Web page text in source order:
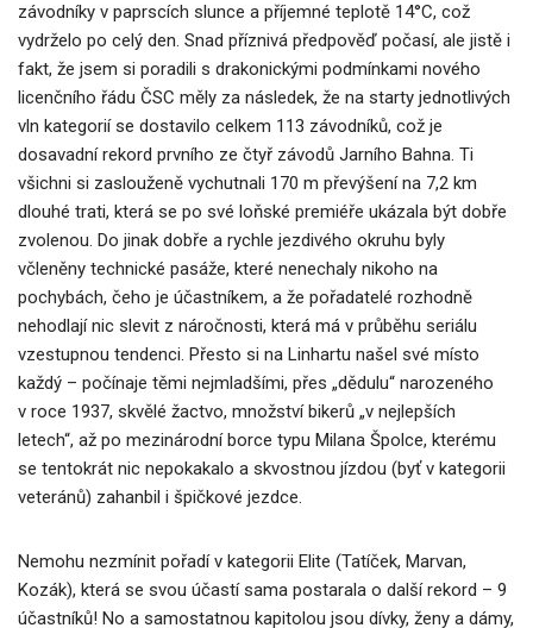
závodníky v paprscích slunce a příjemné teplotě 14°C, což
vydrželo po celý den. Snad příznivá předpověď počasí, ale jistě i
fakt, že jsem si poradili s drakonickými podmínkami nového
licenčního řádu ČSC měly za následek, že na starty jednotlivých
vln kategorií se dostavilo celkem 113 závodníků, což je
dosavadní rekord prvního ze čtyř závodů Jarního Bahna. Ti
všichni si zaslouženě vychutnali 170 m převýšení na 7,2 km
dlouhé trati, která se po své loňské premiéře ukázala být dobře
zvolenou. Do jinak dobře a rychle jezdivého okruhu byly
včleněny technické pasáže, které nenechaly nikoho na
pochybách, čeho je účastníkem, a že pořadatelé rozhodně
nehodlají nic slevit z náročnosti, která má v průběhu seriálu
vzestupnou tendenci. Přesto si na Linhartu našel své místo
každý – počínaje těmi nejmladšími, přes „dědulu“ narozeného
v roce 1937, skvělé žactvo, množství bikerů „v nejlepších
letech“, až po mezinárodní borce typu Milana Špolce, kterému
se tentokrát nic nepokakalo a skvostnou jízdou (byť v kategorii
veteránů) zahanbil i špičkové jezdce.
Nemohu nezmínit pořadí v kategorii Elite (Tatíček, Marvan,
Kozák), která se svou účastí sama postarala o další rekord – 9
účastníků! No a samostatnou kapitolou jsou dívky, ženy a dámy,